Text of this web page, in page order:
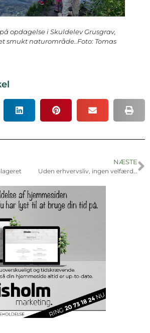
opdagelse i Skuldelev Grusgrav,
smukt naturområde..Foto: Tomas
NÆSTE
Uden erhvervsliv, ingen velfærd, ingen omsorg…